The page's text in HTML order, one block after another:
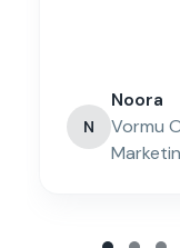
N
Noora
Vormu